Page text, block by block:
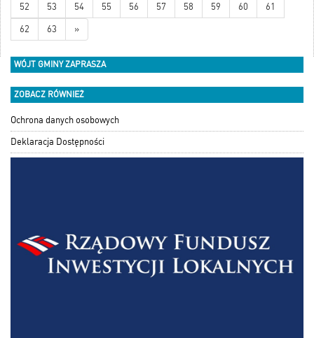
52 53 54 55 56 57 58 59 60 61
62 63 »
WÓJT GMINY ZAPRASZA
ZOBACZ RÓWNIEŻ
Ochrona danych osobowych
Deklaracja Dostępności